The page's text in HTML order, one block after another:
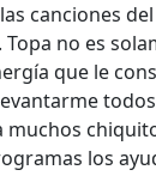
canciones
Topa no es
que le
muchos
los